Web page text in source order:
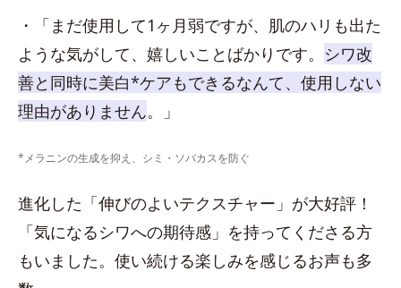
・「まだ使用して1ヶ月弱ですが、肌のハリも出た
ような気がして、嬉しいことばかりです。 シワ改
善と同時に美白*ケアもできるなんて、使用しない
理由がありません。」
*メラニンの生成を抑え、シミ・ソバカスを防ぐ
進化した「伸びのよいテクスチャー」が大好評！
「気になるシワへの期待感」を持ってくださる方
もいました。使い続ける楽しみを感じるお声も多